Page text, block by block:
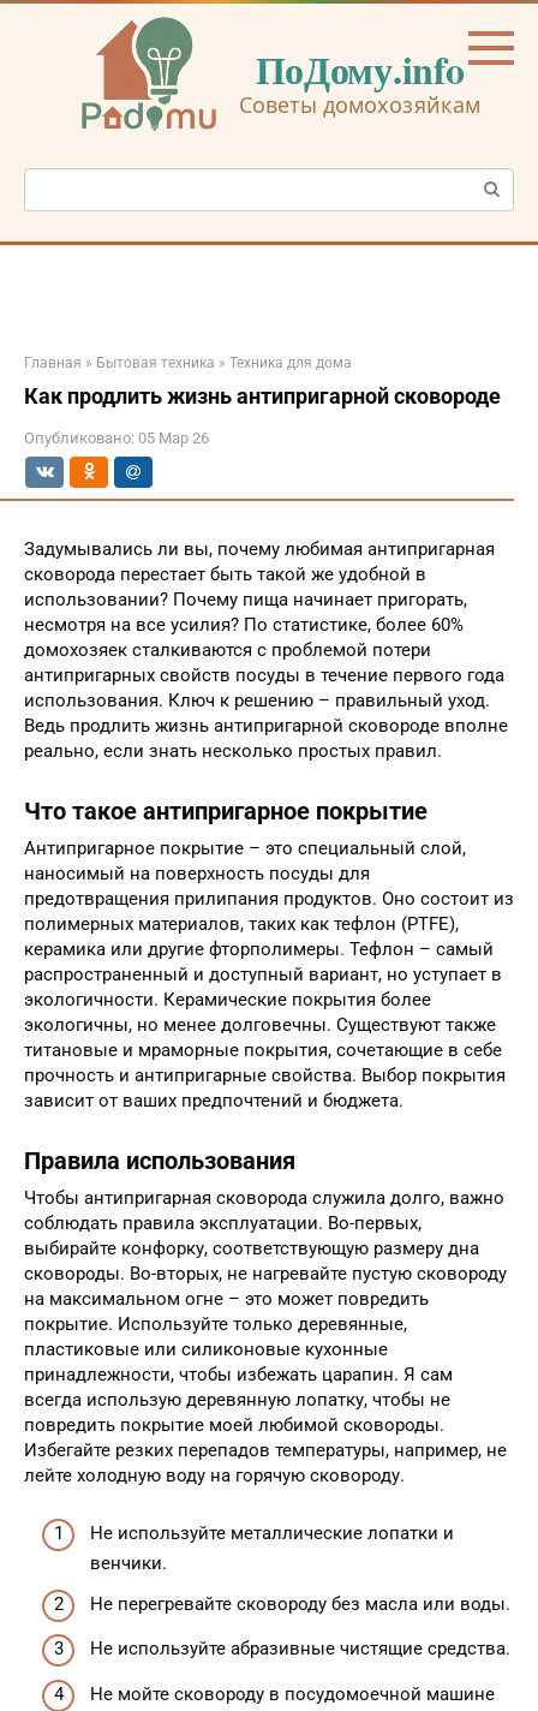
Перейти
ПоДому.info
Советы домохозяйкам
Поиск:
Главная » Бытовая техника » Техника для дома
Как продлить жизнь антипригарной сковороде
Опубликовано: 05 Мар 26
Задумывались ли вы, почему любимая антипригарная
сковорода перестает быть такой же удобной в
использовании? Почему пища начинает пригорать,
несмотря на все усилия? По статистике, более 60%
домохозяек сталкиваются с проблемой потери
антипригарных свойств посуды в течение первого года
использования. Ключ к решению – правильный уход.
Ведь продлить жизнь антипригарной сковороде вполне
реально, если знать несколько простых правил.
Что такое антипригарное покрытие
Антипригарное покрытие – это специальный слой,
наносимый на поверхность посуды для
предотвращения прилипания продуктов. Оно состоит из
полимерных материалов, таких как тефлон (PTFE),
керамика или другие фторполимеры. Тефлон – самый
распространенный и доступный вариант, но уступает в
экологичности. Керамические покрытия более
экологичны, но менее долговечны. Существуют также
титановые и мраморные покрытия, сочетающие в себе
прочность и антипригарные свойства. Выбор покрытия
зависит от ваших предпочтений и бюджета.
Правила использования
Чтобы антипригарная сковорода служила долго, важно
соблюдать правила эксплуатации. Во-первых,
выбирайте конфорку, соответствующую размеру дна
сковороды. Во-вторых, не нагревайте пустую сковороду
на максимальном огне – это может повредить
покрытие. Используйте только деревянные,
пластиковые или силиконовые кухонные
принадлежности, чтобы избежать царапин. Я сам
всегда использую деревянную лопатку, чтобы не
повредить покрытие моей любимой сковороды.
Избегайте резких перепадов температуры, например, не
лейте холодную воду на горячую сковороду.
Не используйте металлические лопатки и
венчики.
Не перегревайте сковороду без масла или воды.
Не используйте абразивные чистящие средства.
Не мойте сковороду в посудомоечной машине